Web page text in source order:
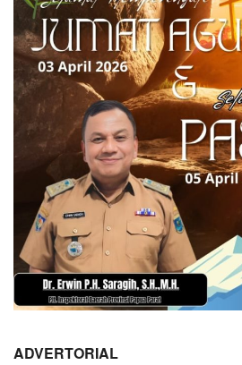
ADVERTORIAL